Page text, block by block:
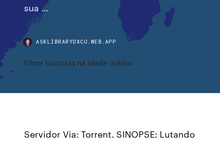
sua …
ASKLIBRARYDXCU.WEB.APP
Filme loucuras na idade média
Servidor Via: Torrent. SINOPSE: Lutando